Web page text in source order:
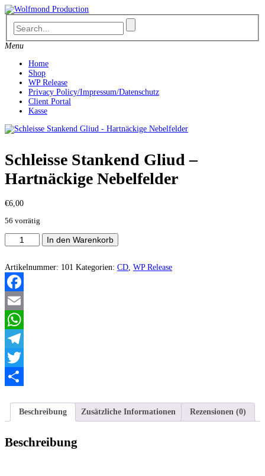
Skip
to
content
Menu
Home
Shop
WP Release
Privacy Policy/Impressum/Datenschutz
Client Portal
Kasse
Schleisse Stankend Gliud –
Hartnäckige Nebelfelder
€6,00
56 vorrätig
Schleisse
Stankend
-
Hartnäckige
Nebelfelder
Menge
In den Warenkorb
Artikelnummer: 101 Kategorien: CD, WP Release
Facebook
Email
WhatsApp
Telegram
Twitter
Beschreibung
Zusätzliche Informationen Rezensionen (0)
Beschreibung